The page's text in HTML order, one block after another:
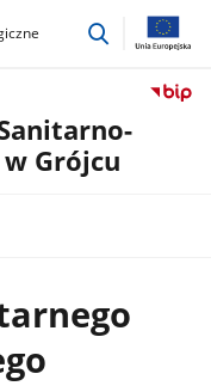
przejdź
Grójcu